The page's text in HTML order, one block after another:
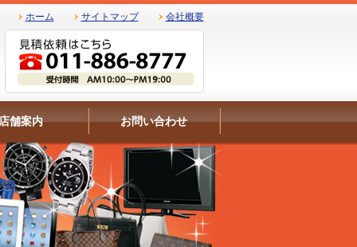
ホーム サイトマップ 会社概要
舗案内 お問い合わせ